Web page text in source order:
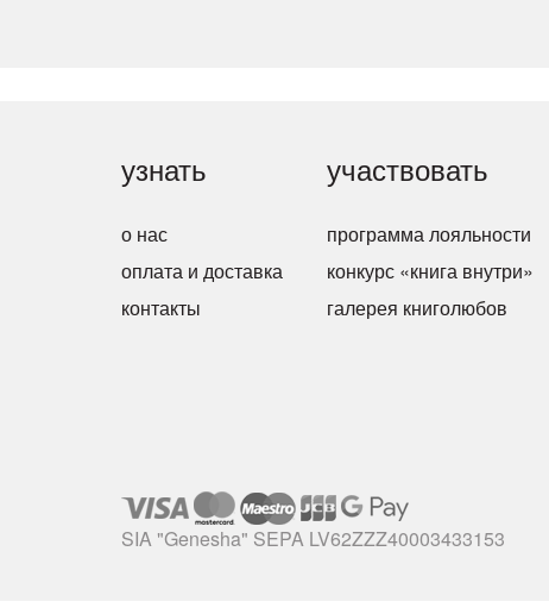
узнать
о нас
оплата и доставка
контакты
участвовать
программа лояльности
конкурс «книга внутри»
галерея книголюбов
SIA "Genesha" SEPA LV62ZZZ40003433153